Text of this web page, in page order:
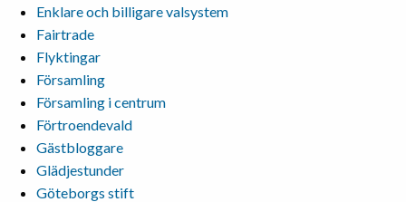
Enklare och billigare valsystem
Fairtrade
Flyktingar
Församling
Församling i centrum
Förtroendevald
Gästbloggare
Glädjestunder
Göteborgs stift